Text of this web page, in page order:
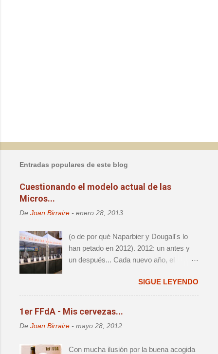
c
a
r
u
n
o
m
e
n
Entradas populares de este blog
Cuestionando el modelo actual de las
Micros...
De Joan Birraire - enero 28, 2013
(o de por qué Naparbier y Dougall's lo
han petado en 2012). 2012: un antes y
un después... Cada nuevo año, el
vuelco, y lo que hasta aquel momento
era válido e indiscutido, de repente
parece por lo menos debatible. Y es que
que acabamos de vivir el destape
SIGUE LEYENDO
1er FFdA - Mis cervezas...
De Joan Birraire - mayo 28, 2012
Con mucha ilusión por la buena acogida